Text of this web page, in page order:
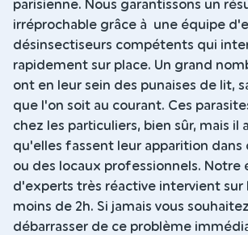
parisienne. Nous garantissons un
irréprochable grâce à une équipe
désinsectiseurs compétents qui
rapidement sur place. Un grand
ont en leur sein des punaises de lit,
que l'on soit au courant. Ces
chez les particuliers, bien sûr, mais il
qu'elles fassent leur apparition dans
ou des locaux professionnels. Notre
d'experts très réactive intervient sur
moins de 2h. Si jamais vous
débarrasser de ce problème